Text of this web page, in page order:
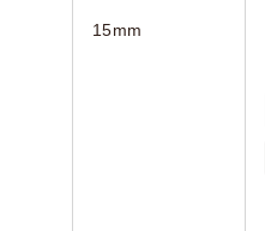
15mm